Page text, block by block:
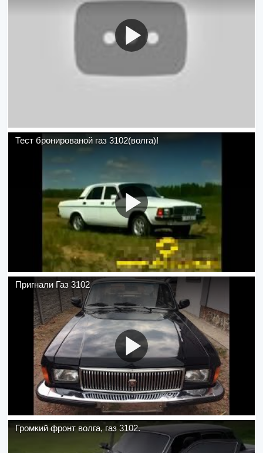
Тест бронированой газ 3102(волга)!
Пригнали Газ 3102
Громкий фронт волга, газ 3102.